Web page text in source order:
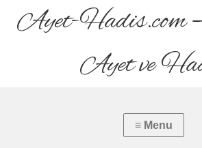
Ayet-Hadis.com
Ayet ve